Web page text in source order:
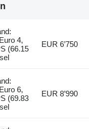
4,
(66.15
EUR 6’750
6,
(69.83
EUR 8’990